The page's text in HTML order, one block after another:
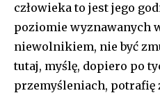
człowieka to jest jego
poziomie wyznawanych
niewolnikiem, nie być
tutaj, myślę, dopiero po
przemyśleniach, potrafię